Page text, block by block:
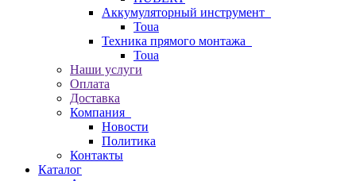
Аккумуляторный инструмент
Toua
Техника прямого монтажа
Toua
Наши услуги
Оплата
Доставка
Компания
Новости
Политика
Контакты
Каталог